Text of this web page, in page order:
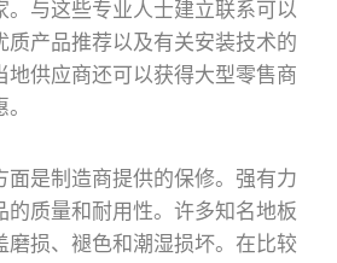
。与这些专业人士建立联系可以
质产品推荐以及有关安装技术的
地供应商还可以获得大型零售商
面是制造商提供的保修。强有力
的质量和耐用性。许多知名地板
磨损、褪色和潮湿损坏。在比较